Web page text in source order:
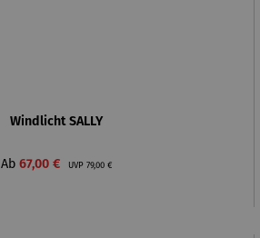
Windlicht SALLY
Verkaufspreis:
Ab 67,00 € UVP Regulärer Preis:
79,00 €